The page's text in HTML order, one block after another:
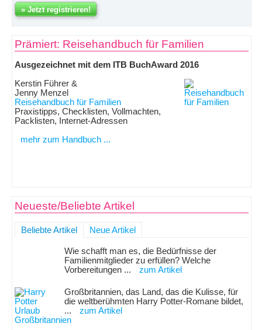
Prämiert: Reisehandbuch für Familien
Ausgezeichnet mit dem ITB BuchAward 2016
Kerstin Führer &
Jenny Menzel
Reisehandbuch für Familien
Praxistipps, Checklisten, Vollmachten,
Packlisten, Internet-Adressen
mehr zum Handbuch ...
Neueste/Beliebte Artikel
Beliebte Artikel Neue Artikel
Wie schafft man es, die Bedürfnisse der
Familienmitglieder zu erfüllen? Welche
Vorbereitungen ...
zum Artikel
Großbritannien, das Land, das die Kulisse, für
die weltberühmten Harry Potter-Romane bildet,
...
zum Artikel